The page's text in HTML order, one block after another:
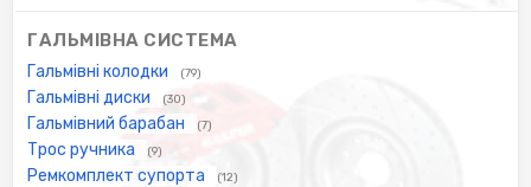
ГАЛЬМІВНА СИСТЕМА
Гальмівні колодки (79)
Гальмівні диски (30)
Гальмівний барабан (7)
Трос ручника (9)
Ремкомплект супорта (12)